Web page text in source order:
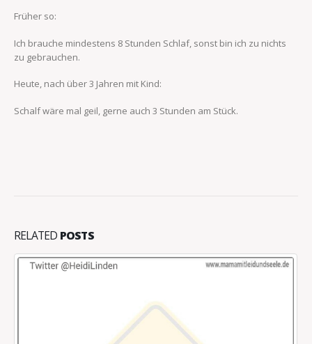
Früher so:
Ich brauche mindestens 8 Stunden Schlaf, sonst bin ich zu nichts
zu gebrauchen.
Heute, nach über 3 Jahren mit Kind:
Schalf wäre mal geil, gerne auch 3 Stunden am Stück.
RELATED POSTS